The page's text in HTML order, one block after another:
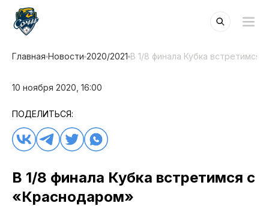
Главная Новости 2020/2021 В 1/8 финала Кубка встретимся
10 ноября 2020, 16:00
ПОДЕЛИТЬСЯ:
В 1/8 финала Кубка встретимся с
«Краснодаром»